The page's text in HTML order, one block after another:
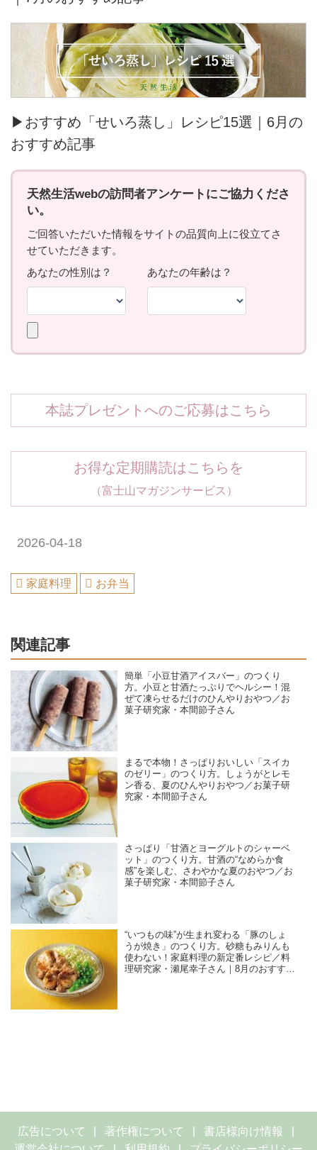
▶おすすめ「せいろ蒸し」レシピ15選｜6月の
おすすめ記事
本誌プレゼントへのご応募はこちら
お得な定期購読はこちらを
（富士山マガジンサービス）
2026-04-18
家庭料理 お弁当
関連記事
簡単「小豆甘酒アイスバー」のつくり
方。小豆と甘酒たっぷりでヘルシー！混
ぜて凍らせるだけのひんやりおやつ／お
菓子研究家・本間節子さん
まるで本物！さっぱりおいしい「スイカ
のゼリー」のつくり方。しょうがとレモ
ン香る、夏のひんやりおやつ／お菓子研
究家・本間節子さん
さっぱり「甘酒とヨーグルトのシャーベ
ット」のつくり方。甘酒の“なめらか食
感”を楽しむ、さわやかな夏のおやつ／お
菓子研究家・本間節子さん
“いつもの味”が生まれ変わる「豚のしょ
うが焼き」のつくり方。砂糖もみりんも
使わない！家庭料理の新定番レシピ／料
理研究家・瀬尾幸子さん｜8月のおすすめ
広告について 著作権について
書店様向け情報